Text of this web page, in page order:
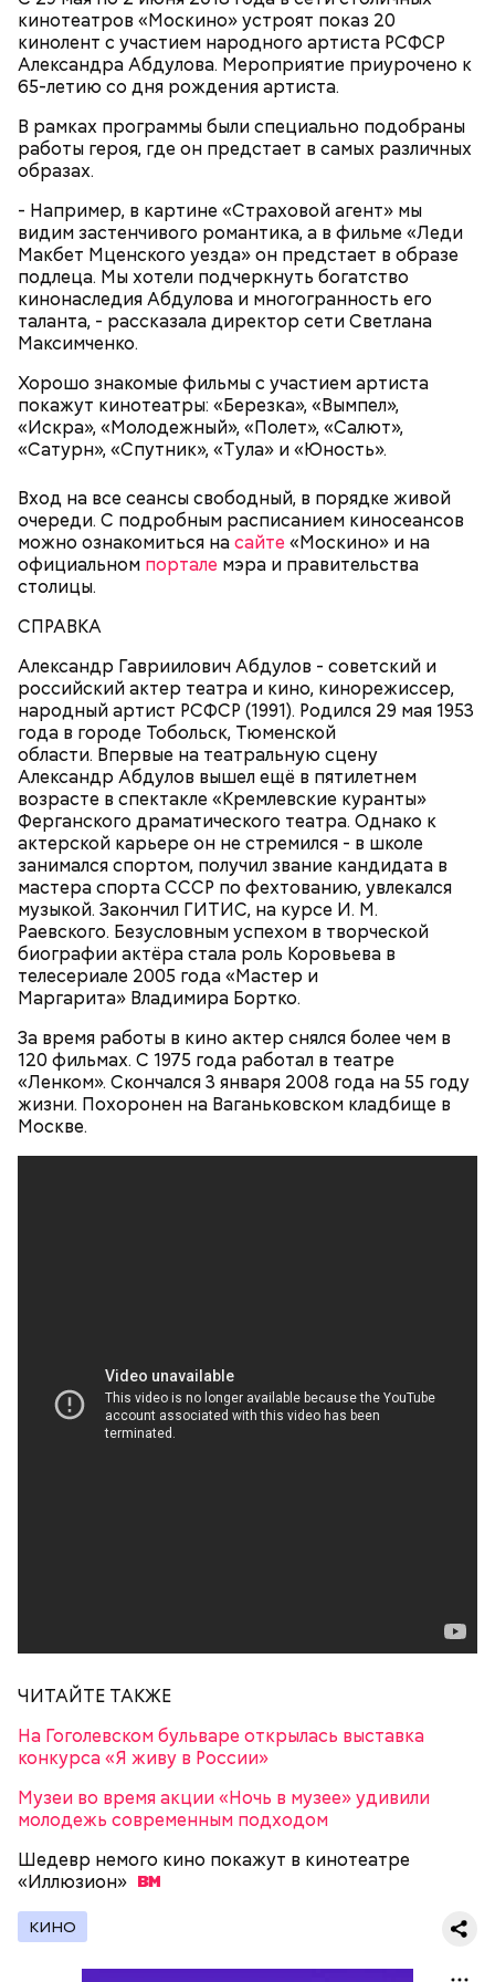
кинотеатров «Москино» устроят показ 20
кинолент с участием народного артиста РСФСР
Александра Абдулова. Мероприятие приурочено к
65-летию со дня рождения артиста.
В рамках программы были специально подобраны
работы героя, где он предстает в самых различных
образах.
- Например, в картине «Страховой агент» мы
видим застенчивого романтика, а в фильме «Леди
Макбет Мценского уезда» он предстает в образе
подлеца. Мы хотели подчеркнуть богатство
кинонаследия Абдулова и многогранность его
таланта, - рассказала директор сети Светлана
Максимченко.
Хорошо знакомые фильмы с участием артиста
покажут кинотеатры: «Березка», «Вымпел»,
«Искра», «Молодежный», «Полет», «Салют»,
«Сатурн», «Спутник», «Тула» и «Юность».
Вход на все сеансы свободный, в порядке живой
очереди. С подробным расписанием киносеансов
можно ознакомиться насайте «Москино» и на
официальном портале мэра и правительства
столицы.
СПРАВКА
Александр Гавриилович Абдулов - советский и
российский актер театра и кино, кинорежиссер,
народный артист РСФСР (1991). Родился 29 мая 1953
года в городе Тобольск, Тюменской
области. Впервые на театральную сцену
Александр Абдулов вышел ещё в пятилетнем
возрасте в спектакле «Кремлевские куранты»
Ферганского драматического театра. Однако к
актерской карьере он не стремился - в школе
занимался спортом, получил звание кандидата в
мастера спорта СССР по фехтованию, увлекался
музыкой. Закончил ГИТИС, на курсе И. М.
Раевского. Безусловным успехом в творческой
биографии актёра стала роль Коровьева в
телесериале 2005 года «Мастер и
Маргарита» Владимира Бортко.
За время работы в кино актер снялся более чем в
120 фильмах. С 1975 года работал в театре
«Ленком». Скончался 3 января 2008 года на 55 году
жизни. Похоронен на Ваганьковском кладбище в
Москве.
ЧИТАЙТЕ ТАКЖЕ
На Гоголевском бульваре открылась выставка
конкурса «Я живу в России»
Музеи во время акции «Ночь в музее» удивили
молодежь современным подходом
Шедевр немого кино покажут в кинотеатре
«Иллюзион»
КИНО
Фото: «Уиллоу» (Willow, 1988)
герою доставить чудесную девочку Элору к
родителям. Снятый задолго до «Властелина колец»
и совершенных компьютерных технологий,
Джек Эндрюс, «Убей меня снова» (Kill
Молодая красавица Фэй Форрестер (Джоан Уэйли-
Килмер) помогает своему любовнику Винсу (Майкл
Мэдсен) совершить дерзкое ограбление двух
огромной суммой денег. Парочка отправляется в
автомобильное путешествие подальше от места
происшествия. «Вырубив» Винса, Фэй обращается
за помощью к частному детективу Джеку и просит
его сымитировать ее смерть.
Попав под власть чар Фэй, Джек соглашается, и как
по нотам разыгрывает «иллюзию убийства». После
того, как девушка исчезает, полиция, мафия и Винс
где деньги и… «труп» Фэй. В 1989 году фильм
получил гран-при Кинофестиваля детективного
кино в Коньяке (Франция) и приобрел статус
культового. Во многом этому способствовала
возможность сниматься вместе с супругой.
Джим Моррисон, «Дорз» (The Doors,
1991)
Virtual Insanity (из альбома "Travelling Without
Moving", 1996)
Deeper Underground (из альбома "Synkronized",
1999)